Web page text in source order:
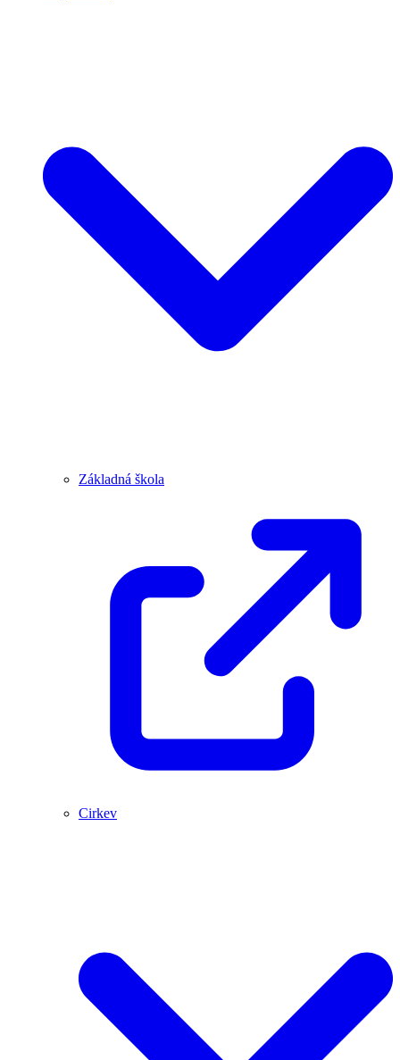
Základná škola
Cirkev